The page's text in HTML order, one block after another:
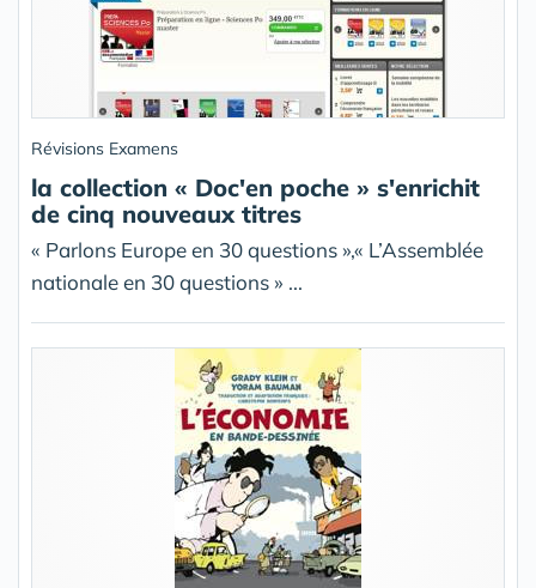
Révisions Examens
la collection « Doc'en poche » s'enrichit
de cinq nouveaux titres
« Parlons Europe en 30 questions »,« L’Assemblée
nationale en 30 questions » ...